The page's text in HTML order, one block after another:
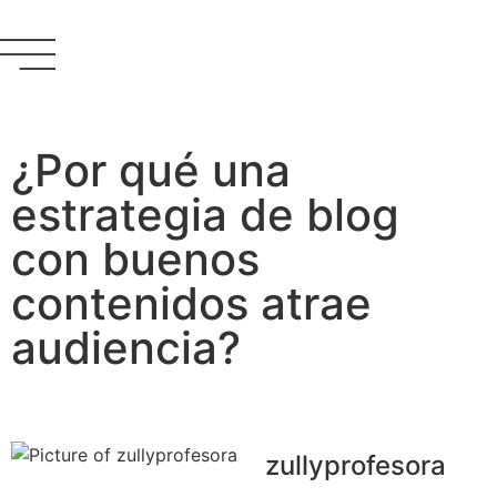
¿Por qué una
estrategia de blog
con buenos
contenidos atrae
audiencia?
zullyprofesora